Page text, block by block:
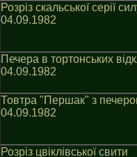
Розріз скальської серії
04.09.1982
Печера в тортонських
04.09.1982
Товтра "Першак" з
04.09.1982
Розріз цвіклівської свити